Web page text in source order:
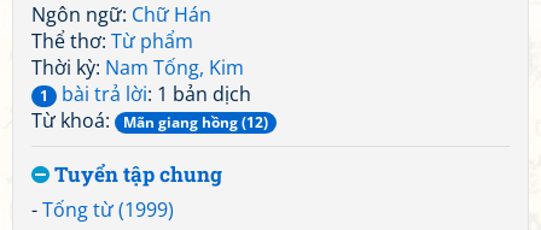
Ngôn ngữ: Chữ Hán
Thể thơ: Từ phẩm
Thời kỳ: Nam Tống, Kim
1 bài trả lời: 1 bản dịch
Từ khoá:
Mãn giang hồng (12)
Tuyển tập chung
-Tống từ (1999)